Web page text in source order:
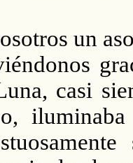
un
casi